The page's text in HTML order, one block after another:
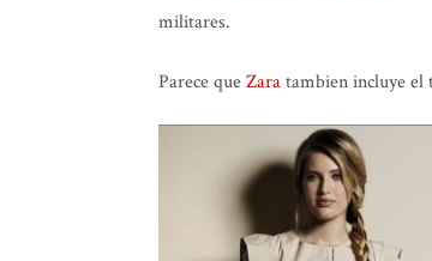
militares.
Parece queZaratambien incluye el